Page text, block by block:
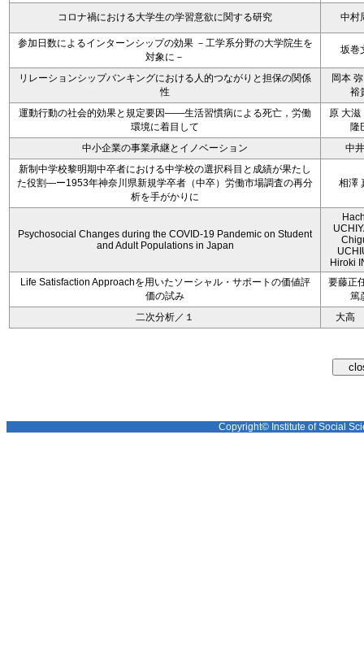
コロナ禍における大学生の学習意欲に関する研究 中村
参加日数によるインターンシップの効果 －工学系分野の大学院生を
対象に－
坂巻
リレーションシップバンキングにおける人的つながりと担保の関係
性
岡本
裕
運動行動の社会的効果と規定要因――生活習慣病による死亡，労働
環境に着目して
原 大滋
隆
中小企業の事業承継とイノベーション
中
新制中学校黎明期中卒者における中学校の選択科目と成績が果たし
た役割―ー1953年神奈川県新規学卒者（中卒）労働市場調査の再分
析を手がかりに
相澤
Psychosocial Changes during the COVID-19 Pandemic on Student
and Adult Populations in Japan
Hiroki
Life Satisfaction Approachを用いたソーシャル・サポートの価値評
価の試み
要藤正
篤
二次分析／１
大高
Copyright© Institute of Social